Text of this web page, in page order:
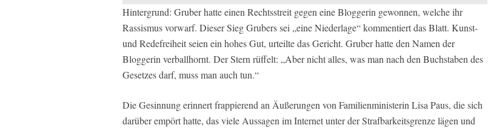
Hintergrund: Gruber hatte einen Rechtsstreit gegen eine Bloggerin gewonnen, welche ihr
Rassismus vorwarf. Dieser Sieg Grubers sei „eine Niederlage“ kommentiert das Blatt. Kunst-
und Redefreiheit seien ein hohes Gut, urteilte das Gericht. Gruber hatte den Namen der
Bloggerin verballhornt. Der Stern rüffelt: „Aber nicht alles, was man nach den Buchstaben des
Gesetzes darf, muss man auch tun.“
Die Gesinnung erinnert frappierend an Äußerungen von Familienministerin Lisa Paus, die sich
darüber empört hatte, das viele Aussagen im Internet unter der Strafbarkeitsgrenze lägen und